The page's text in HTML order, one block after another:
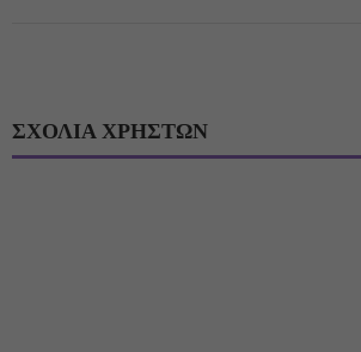
ΣΧΟΛΙΑ ΧΡΗΣΤΩΝ